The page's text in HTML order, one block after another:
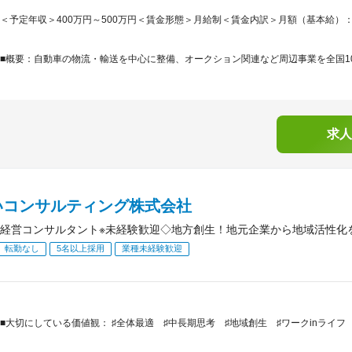
＜予定年収＞400万円～500万円＜賃金形態＞月給制＜賃金内訳＞月額（基本給）
■概要：自動車の物流・輸送を中心に整備、オークション関連など周辺事業を全国
求
ンサルティング株式会社
営コンサルタント※未経験歓迎◇地方創生！地元企業から地域活性化
転勤なし 5名以上採用 業種未経験歓迎
■大切にしている価値観： ♯全体最適 ♯中長期思考 ♯地域創生 ♯ワークinライフ